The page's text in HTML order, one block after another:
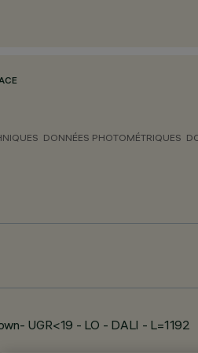
DONNÉES PHOTOMÉTRIQUES
UGR<19 - LO - DALI - L=1192